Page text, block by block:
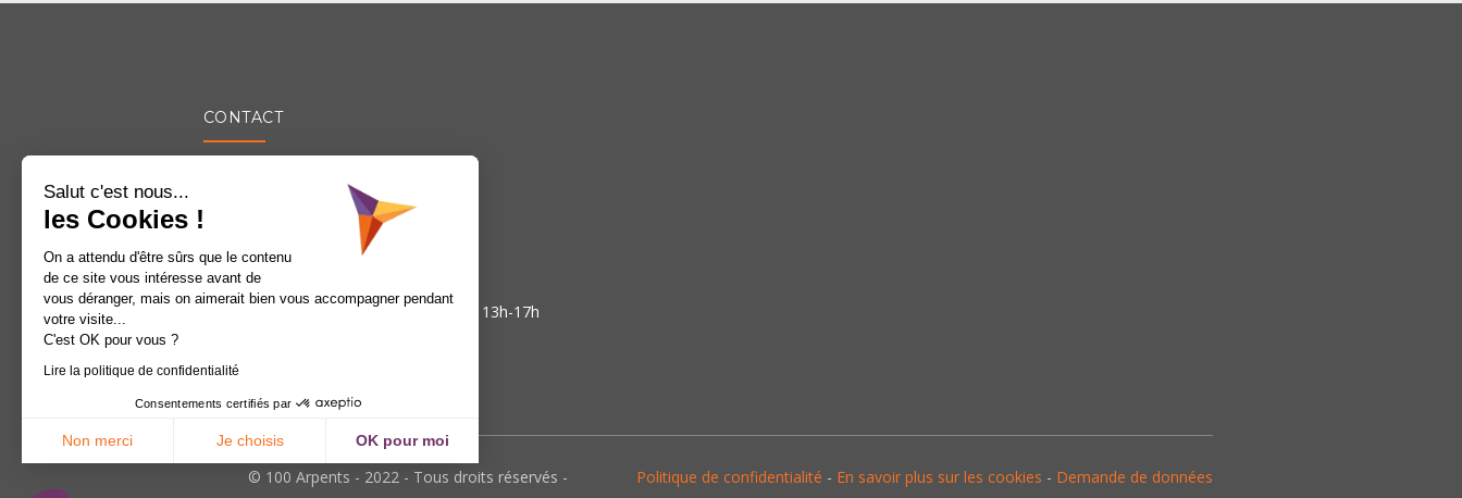
CONTACT
450 rue des Jonquilles
Téléphone :
Lundi – Jeudi : 8h30-12h15 / 13h-17h
© 100 Arpents - 2022 - Tous droits réservés -
Politique de confidentialité - En savoir plus sur les cookies - Demande de données
Salut c'est nous...
les Cookies !
On a attendu d'être sûrs que le contenu
de ce site vous intéresse avant de
vous déranger, mais on aimerait bien vous accompagner pendant
votre visite...
C'est OK pour vous ?
Lire la politique de confidentialité
Consentements certifiés par
Non merci Je choisis
OK pour moi
Plateforme de Gestion du Consentement : Personnalisez vos Options